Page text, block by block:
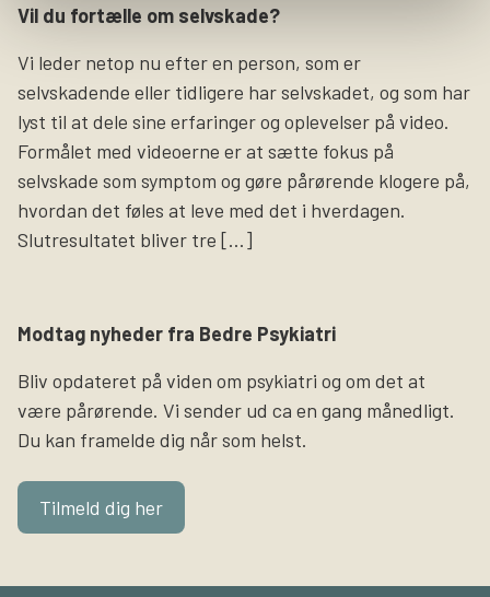
Vil du fortælle om selvskade?
Vi leder netop nu efter en person, som er
selvskadende eller tidligere har selvskadet, og som har
lyst til at dele sine erfaringer og oplevelser på video.
Formålet med videoerne er at sætte fokus på
selvskade som symptom og gøre pårørende klogere på,
hvordan det føles at leve med det i hverdagen.
Slutresultatet bliver tre […]
Modtag nyheder fra Bedre Psykiatri
Bliv opdateret på viden om psykiatri og om det at
være pårørende. Vi sender ud ca en gang månedligt.
Du kan framelde dig når som helst.
Tilmeld dig her